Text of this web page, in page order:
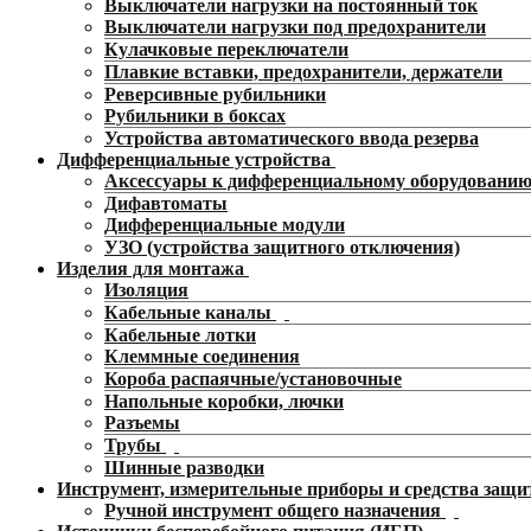
Выключатели нагрузки на постоянный ток
Выключатели нагрузки под предохранители
Кулачковые переключатели
Плавкие вставки, предохранители, держатели
Реверсивные рубильники
Рубильники в боксах
Устройства автоматического ввода резерва
Дифференциальные устройства
Аксессуары к дифференциальному оборудованию
Дифавтоматы
Дифференциальные модули
УЗО (устройства защитного отключения)
Изделия для монтажа
Изоляция
Кабельные каналы
Кабельные лотки
Клеммные соединения
Короба распаячные/установочные
Напольные коробки, лючки
Разъемы
Трубы
Шинные разводки
Инструмент, измерительные приборы и средства
Ручной инструмент общего назначения